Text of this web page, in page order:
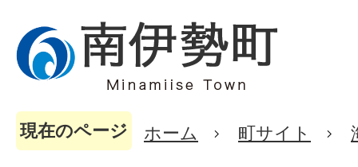
現在のページ ホーム 町サイト